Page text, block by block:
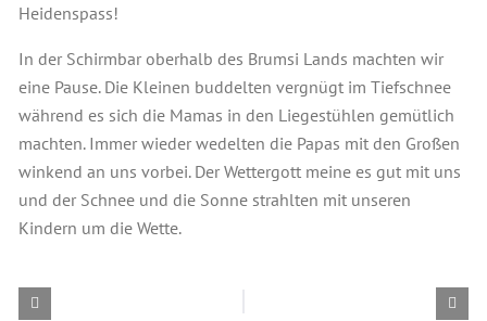
Heidenspass!
In der Schirmbar oberhalb des Brumsi Lands machten wir
eine Pause. Die Kleinen buddelten vergnügt im Tiefschnee
während es sich die Mamas in den Liegestühlen gemütlich
machten. Immer wieder wedelten die Papas mit den Großen
winkend an uns vorbei. Der Wettergott meine es gut mit uns
und der Schnee und die Sonne strahlten mit unseren
Kindern um die Wette.